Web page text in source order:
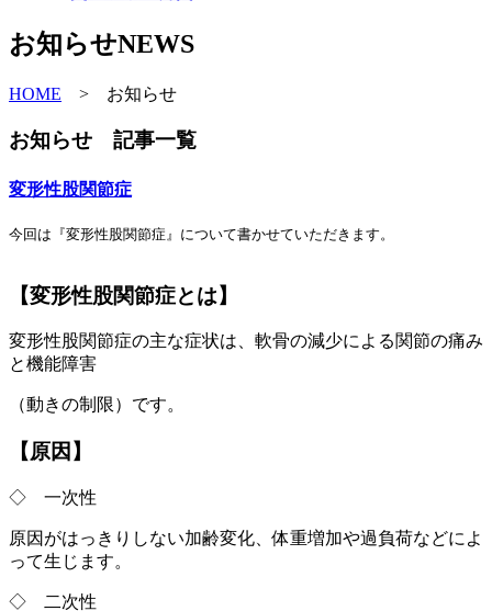
お知らせNEWS
HOME > お知らせ
お知らせ 記事一覧
変形性股関節症
今回は『変形性股関節症』について書かせていただきます。
【変形性股関節症とは】
変形性股関節症の主な症状は、軟骨の減少による関節の痛み
と機能障害
（動きの制限）です。
【原因】
◇ 一次性
原因がはっきりしない加齢変化、体重増加や過負荷などによ
って生じます。
◇ 二次性